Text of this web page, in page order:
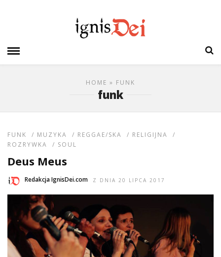
HOME » FUNK
funk
FUNK / MUZYKA / REGGAE/SKA / RELIGIJNA
/
ROZRYWKA
/ SOUL
Deus Meus
Redakcja IgnisDei.com Z DNIA 20 LIPCA 2017